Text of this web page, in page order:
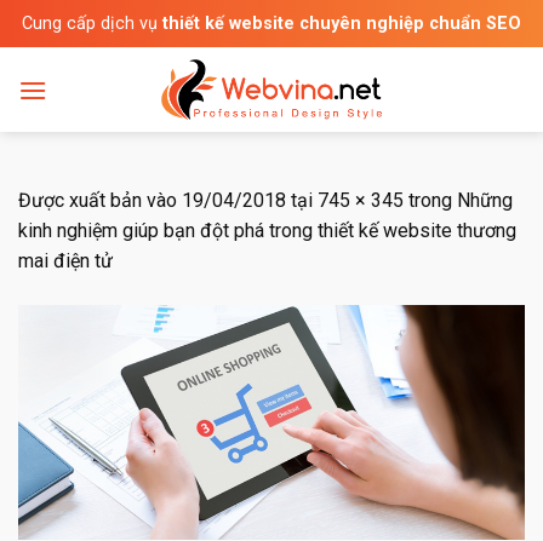
qua
dung
Cung cấp dịch vụ thiết kế website chuyên nghiệp chuẩn SEO
Được xuất bản vào 19/04/2018 tại 745 × 345 trong Những
kinh nghiệm giúp bạn đột phá trong thiết kế website thương
mai điện tử